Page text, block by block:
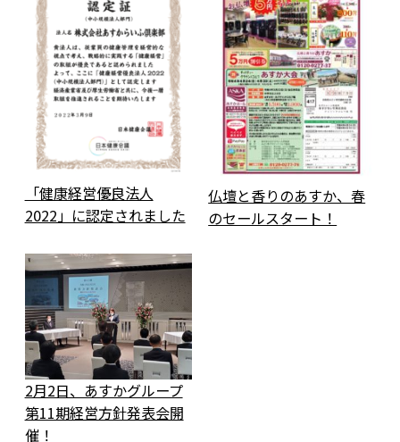
「健康経営優良法人
2022」に認定されました
仏壇と香りのあすか、春
のセールスタート！
2月2日、あすかグループ
第11期経営方針発表会開
催！